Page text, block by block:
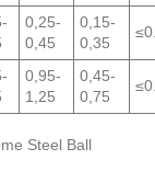
0,25-
0,45
0,15-
0,35
0,95-
1,25
0,45-
0,75
Steel Ball